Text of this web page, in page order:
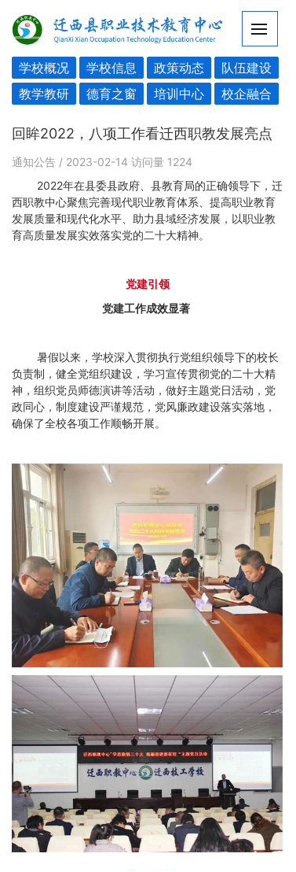
学校概况 学校信息 政策动态
队伍建设
教学教研
德育之窗 培训中心 校企融合
回眸2022，八项工作看迁西职教发展亮点
通知公告 / 2023-02-14 访问量 1224
2022年在县委县政府、县教育局的正确领导下，迁
西职教中心聚焦完善现代职业教育体系、提高职业教育
发展质量和现代化水平、助力县域经济发展，以职业教
育高质量发展实效落实党的二十大精神。
党建引领
党建工作成效显著
暑假以来，学校深入贯彻执行党组织领导下的校长
负责制，健全党组织建设，学习宣传贯彻党的二十大精
神，组织党员师德演讲等活动，做好主题党日活动，党
政同心，制度建设严谨规范，党风廉政建设落实落地，
确保了全校各项工作顺畅开展。